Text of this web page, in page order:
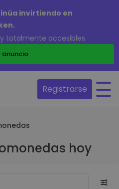
invirtiendo en
totalmente accesibles.
anuncio
Registrarse
hoy